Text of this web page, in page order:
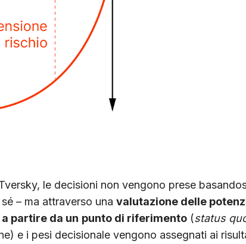
le decisioni non vengono prese
– ma attraverso una valutazione delle
a partire da un punto di riferimento (status
e i pesi decisionale vengono assegnati ai